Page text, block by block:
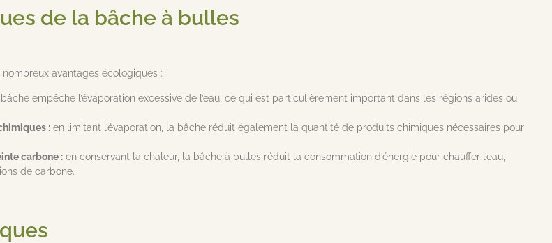
de la bâche à bulles
nombreux avantages écologiques :
empêche l’évaporation excessive de l’eau, ce qui est particulièrement important dans les régions arides ou
: en limitant l’évaporation, la bâche réduit également la quantité de produits chimiques nécessaires pour
carbone : en conservant la chaleur, la bâche à bulles réduit la consommation d’énergie pour chauffer l’eau,
de carbone.